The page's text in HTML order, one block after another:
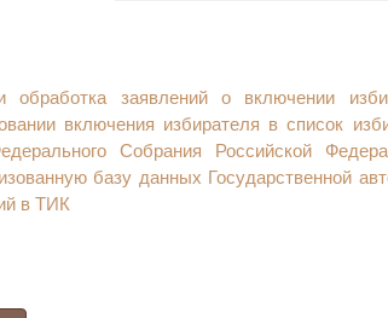
обработка заявлений о включении
включения избирателя в список
Собрания Российской
базу данных Государственной
в ТИК